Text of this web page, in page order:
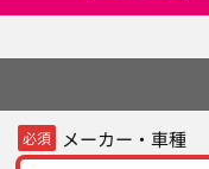
必須 メーカー・車種